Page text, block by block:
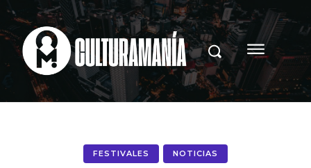
FESTIVALES NOTICIAS